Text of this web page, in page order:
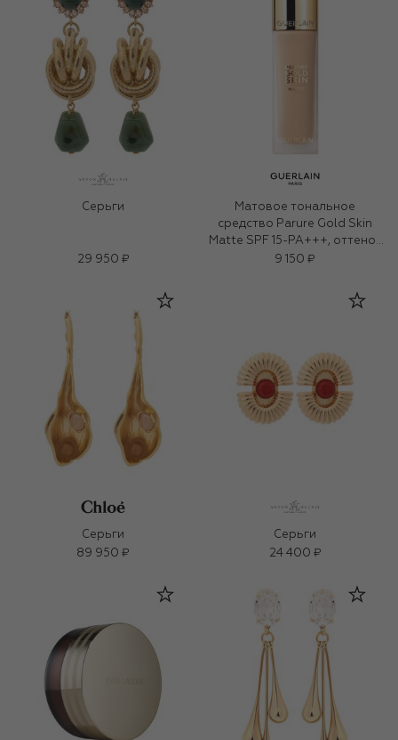
Серьги
29 950 ₽
Матовое тональное
средство Parure Gold Skin
Matte SPF 15-PA+++, оттенок
3N Нейтральный (35ml)
9 150 ₽
Серьги
89 950 ₽
Серьги
24 400 ₽